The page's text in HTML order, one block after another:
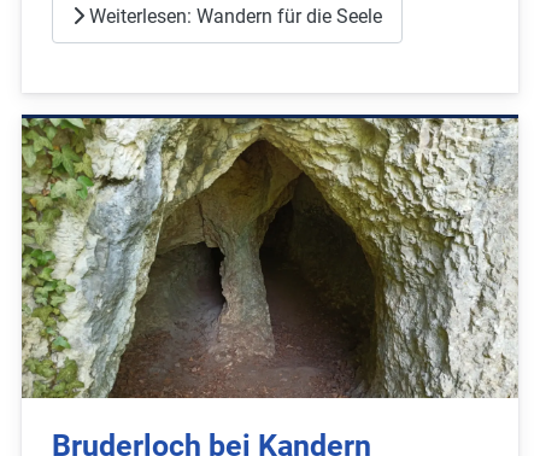
Weiterlesen: Wandern für die Seele
Bruderloch bei Kandern